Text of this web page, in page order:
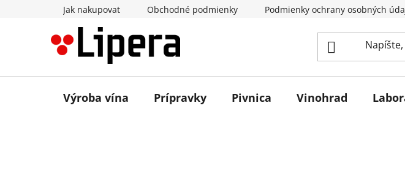
Jak nakupovat Obchodné podmienky Podmienky ochrany osobných
Výroba vína Prípravky Pivnica Vinohrad